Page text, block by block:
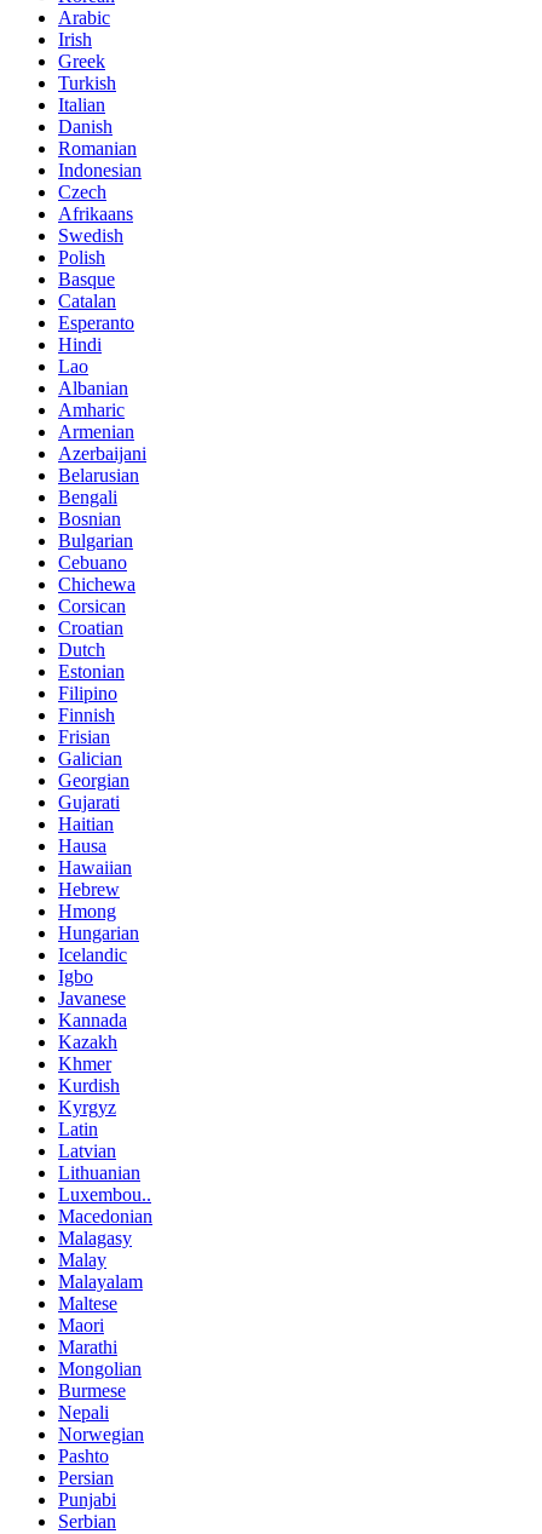
Arabic
Irish
Greek
Turkish
Italian
Danish
Romanian
Indonesian
Czech
Afrikaans
Swedish
Polish
Basque
Catalan
Esperanto
Hindi
Lao
Albanian
Amharic
Armenian
Azerbaijani
Belarusian
Bengali
Bosnian
Bulgarian
Cebuano
Chichewa
Corsican
Croatian
Dutch
Estonian
Filipino
Finnish
Frisian
Galician
Georgian
Gujarati
Haitian
Hausa
Hawaiian
Hebrew
Hmong
Hungarian
Icelandic
Igbo
Javanese
Kannada
Kazakh
Khmer
Kurdish
Kyrgyz
Latin
Latvian
Lithuanian
Luxembou..
Macedonian
Malagasy
Malay
Malayalam
Maltese
Maori
Marathi
Mongolian
Burmese
Nepali
Norwegian
Pashto
Persian
Punjabi
Serbian